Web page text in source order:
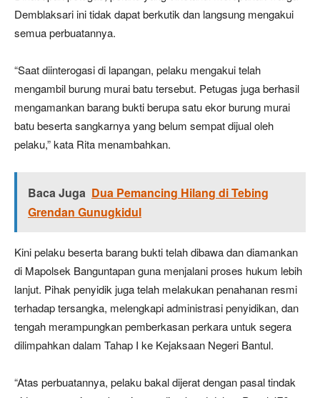
Demblaksari ini tidak dapat berkutik dan langsung mengakui
semua perbuatannya.
“Saat diinterogasi di lapangan, pelaku mengakui telah
mengambil burung murai batu tersebut. Petugas juga berhasil
mengamankan barang bukti berupa satu ekor burung murai
batu beserta sangkarnya yang belum sempat dijual oleh
pelaku,” kata Rita menambahkan.
Baca Juga Dua Pemancing Hilang di Tebing
Grendan Gunugkidul
Kini pelaku beserta barang bukti telah dibawa dan diamankan
di Mapolsek Banguntapan guna menjalani proses hukum lebih
lanjut. Pihak penyidik juga telah melakukan penahanan resmi
terhadap tersangka, melengkapi administrasi penyidikan, dan
tengah merampungkan pemberkasan perkara untuk segera
dilimpahkan dalam Tahap I ke Kejaksaan Negeri Bantul.
“Atas perbuatannya, pelaku bakal dijerat dengan pasal tindak